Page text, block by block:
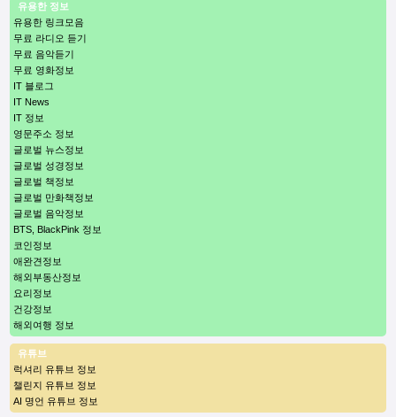
유용한 정보
유용한 링크모음
무료 라디오 듣기
무료 음악듣기
무료 영화정보
IT 블로그
IT News
IT 정보
영문주소 정보
글로벌 뉴스정보
글로벌 성경정보
글로벌 책정보
글로벌 만화책정보
글로벌 음악정보
BTS, BlackPink 정보
코인정보
애완견정보
해외부동산정보
요리정보
건강정보
해외여행 정보
유튜브
럭셔리 유튜브 정보
챌린지 유튜브 정보
AI 명언 유튜브 정보